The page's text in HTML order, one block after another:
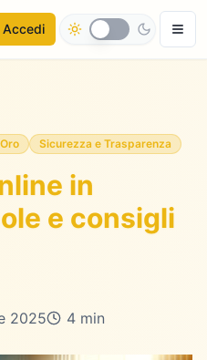
Accedi
Sicurezza e Trasparenza
in
e consigli
2025 4 min